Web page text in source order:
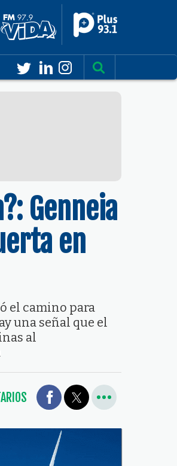
Genneia
en
el camino para
una señal que el
al